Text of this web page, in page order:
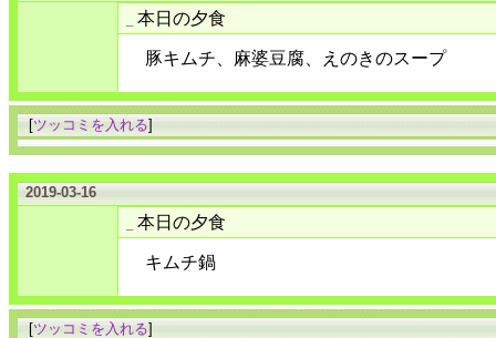
本日の夕食
豚キムチ、麻婆豆腐、えのきのスープ
[ツッコミを入れる]
2019-03-16
本日の夕食
キムチ鍋
[ツッコミを入れる]